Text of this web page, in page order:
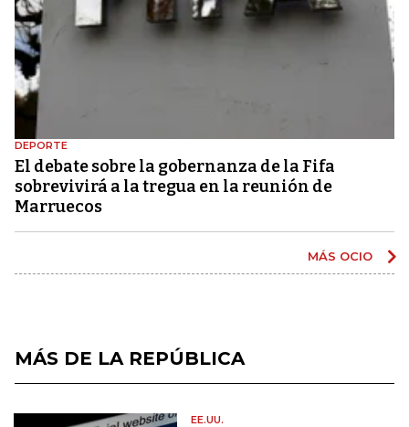
DEPORTE
El debate sobre la gobernanza de la Fifa
sobrevivirá a la tregua en la reunión de
Marruecos
MÁS OCIO
MÁS DE LA REPÚBLICA
EE.UU.